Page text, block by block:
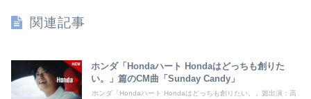
関連記事
ホンダ「Hondaハート Hondaはどっちも創りた
い。」篇のCM曲「Sunday Candy」
ホンダ「Hondaハート Hondaはどっちも創りたい。」篇出演：高